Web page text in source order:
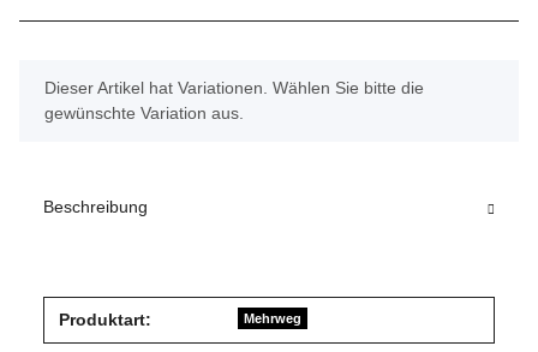
x
Dieser Artikel hat Variationen. Wählen Sie bitte die
gewünschte Variation aus.
Beschreibung
Produktart: Mehrweg